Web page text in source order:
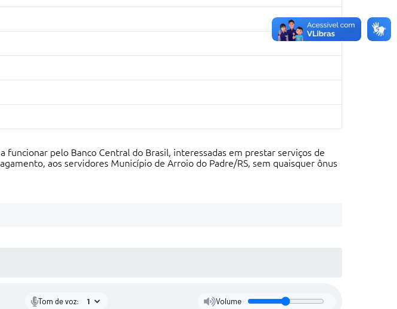
pelo Banco Central do Brasil, interessadas em prestar serviços de
aos servidores Município de Arroio do Padre/RS, sem quaisquer ônus
Tom de voz: Volume